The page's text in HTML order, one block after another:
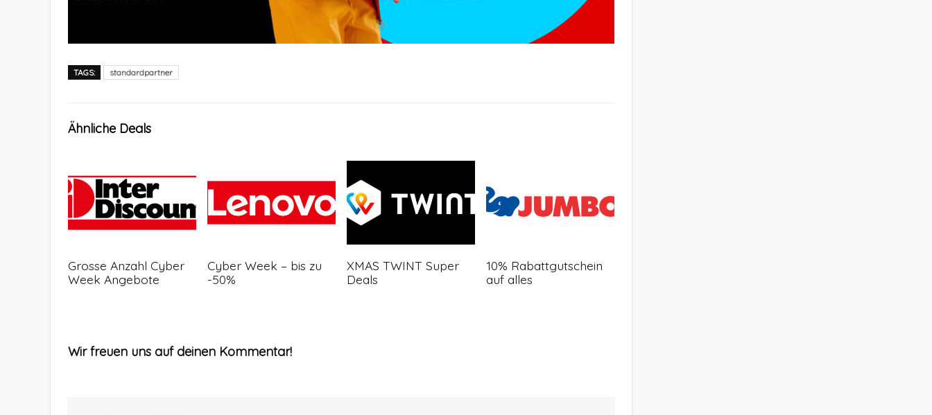
TAGS: standardpartner
Ähnliche Deals
Grosse Anzahl Cyber
Week Angebote
Cyber Week – bis zu
-50%
XMAS TWINT Super
Deals
10% Rabattgutschein
auf alles
Wir freuen uns auf deinen Kommentar!